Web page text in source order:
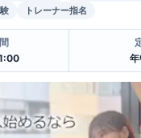
トレーナー指名